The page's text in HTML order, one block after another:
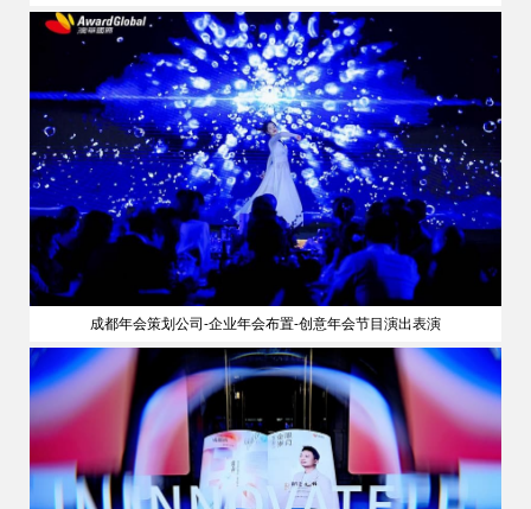
成都年会策划公司-企业年会布置-创意年会节目演出表演